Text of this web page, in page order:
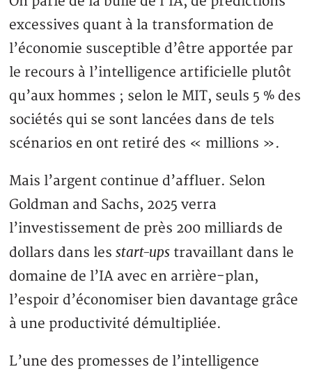
excessives quant à la transformation de
l’économie susceptible d’être apportée par
le recours à l’intelligence artificielle plutôt
qu’aux hommes ; selon le MIT, seuls 5 % des
sociétés qui se sont lancées dans de tels
scénarios en ont retiré des « millions ».
Mais l’argent continue d’affluer. Selon
Goldman and Sachs, 2025 verra
l’investissement de près 200 milliards de
dollars dans lesstart-ups travaillant dans le
domaine de l’IA avec en arrière-plan,
l’espoir d’économiser bien davantage grâce
à une productivité démultipliée.
L’une des promesses de l’intelligence